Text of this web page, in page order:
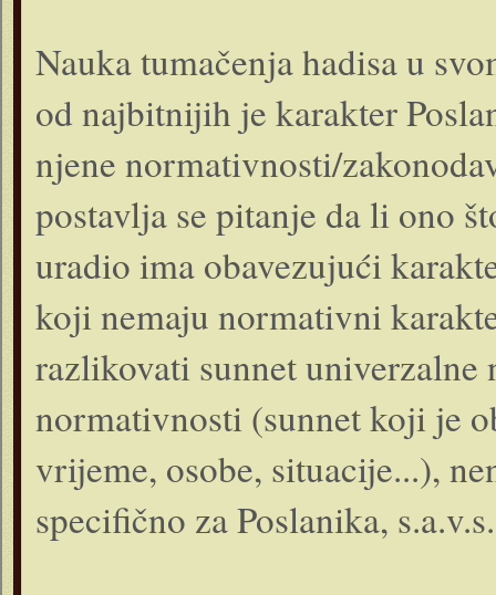
Nauka tumačenja hadisa u
od najbitnijih je karakter
njene normativnosti/
postavlja se pitanje da li ono
uradio ima obavezujući
koji nemaju normativni
razlikovati sunnet
normativnosti (sunnet koji je
vrijeme, osobe, situacije...),
specifično za Poslanika, s.a.v.s.